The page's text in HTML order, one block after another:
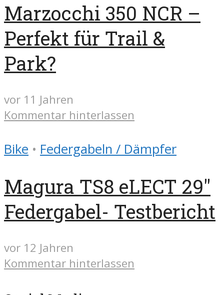
Marzocchi 350 NCR –
Perfekt für Trail &
Park?
vor 11 Jahren
Kommentar hinterlassen
Bike • Federgabeln / Dämpfer
Magura TS8 eLECT 29″
Federgabel- Testbericht
vor 12 Jahren
Kommentar hinterlassen